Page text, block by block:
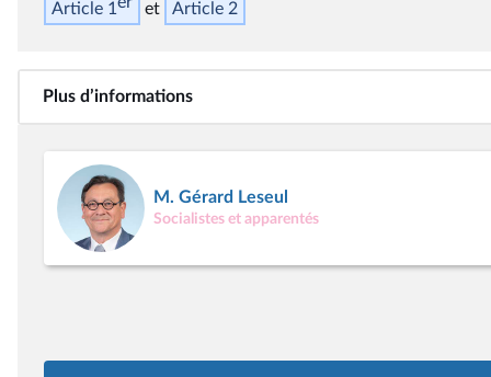
Article 1
Article 2
Plus d’informations
M. Gérard Leseul
Socialistes et apparentés